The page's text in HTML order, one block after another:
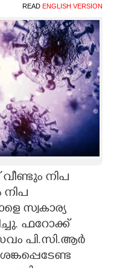
READ ENGLISH VERSION
നിപ
സ്വകാര്യ
ഫറോക്ക്
പി.സി.ആർ